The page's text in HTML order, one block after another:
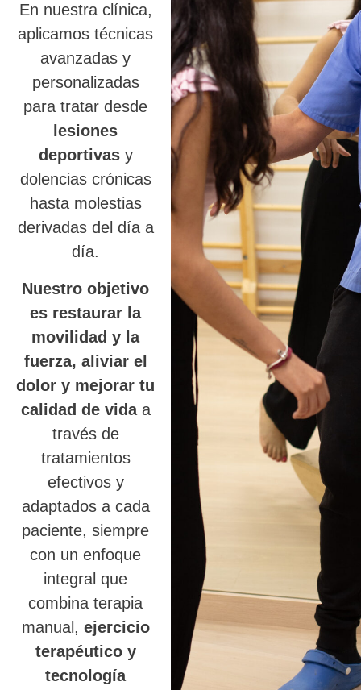
En nuestra clínica,
aplicamos técnicas
avanzadas y
personalizadas
para tratar desde
lesiones
deportivasy
dolencias crónicas
hasta molestias
derivadas del día a
día.
Nuestro objetivo
es restaurar la
movilidad y la
fuerza, aliviar el
dolor y mejorar tu
calidad de vidaa
través de
tratamientos
efectivos y
adaptados a cada
paciente, siempre
con un enfoque
integral que
combina terapia
manual, ejercicio
terapéutico y
tecnología